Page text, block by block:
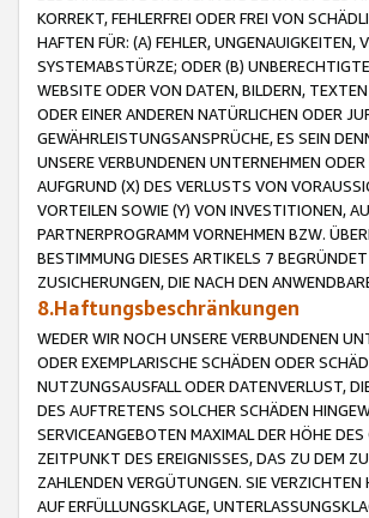
KORREKT, FEHLERFREI ODER FREI VON
HAFTEN FÜR: (A) FEHLER, UNGENAUIGKEITEN,
SYSTEMABSTÜRZE; ODER (B)
WEBSITE ODER VON DATEN, BILDERN,
ODER EINER ANDEREN NATÜRLICHEN ODER
GEWÄHRLEISTUNGSANSPRÜCHE, ES SEIN
UNSERE VERBUNDENEN UNTERNEHMEN
AUFGRUND (X) DES VERLUSTS VON
VORTEILEN SOWIE (Y) VON INVESTITIONEN,
PARTNERPROGRAMM VORNEHMEN BZW.
BESTIMMUNG DIESES ARTIKELS 7
ZUSICHERUNGEN, DIE NACH DEN
8.Haftungsbeschränkungen
WEDER WIR NOCH UNSERE VERBUNDENEN
ODER EXEMPLARISCHE SCHÄDEN ODER
NUTZUNGSAUSFALL ODER DATENVERLUST,
DES AUFTRETENS SOLCHER SCHÄDEN
SERVICEANGEBOTEN MAXIMAL DER HÖHE
ZEITPUNKT DES EREIGNISSES, DAS ZU DEM
ZAHLENDEN VERGÜTUNGEN. SIE
AUF ERFÜLLUNGSKLAGE,